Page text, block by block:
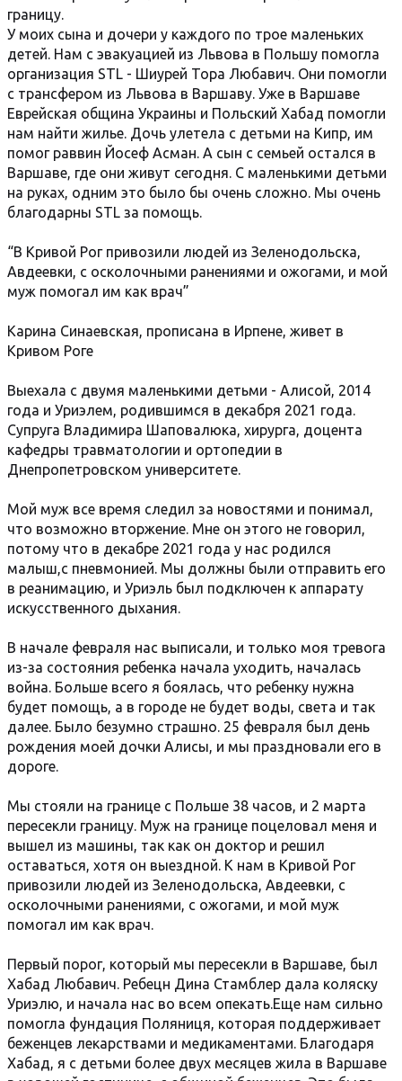
границу.
У моих сына и дочери у каждого по трое маленьких
детей. Нам с эвакуацией из Львова в Польшу помогла
организация STL - Шиурей Тора Любавич. Они помогли
с трансфером из Львова в Варшаву. Уже в Варшаве
Еврейская община Украины и Польский Хабад помогли
нам найти жилье. Дочь улетела с детьми на Кипр, им
помог раввин Йосеф Асман. А сын с семьей остался в
Варшаве, где они живут сегодня. С маленькими детьми
на руках, одним это было бы очень сложно. Мы очень
благодарны STL за помощь.
“В Кривой Рог привозили людей из Зеленодольска,
Авдеевки, с осколочными ранениями и ожогами, и мой
муж помогал им как врач”
Карина Синаевская, прописана в Ирпене, живет в
Кривом Роге
Выехала с двумя маленькими детьми - Алисой, 2014
года и Уриэлем, родившимся в декабря 2021 года.
Супруга Владимира Шаповалюка, хирурга, доцента
кафедры травматологии и ортопедии в
Днепропетровском университете.
Мой муж все время следил за новостями и понимал,
что возможно вторжение. Мне он этого не говорил,
потому что в декабре 2021 года у нас родился
малыш,с пневмонией. Мы должны были отправить его
в реанимацию, и Уриэль был подключен к аппарату
искусственного дыхания.
В начале февраля нас выписали, и только моя тревога
из-за состояния ребенка начала уходить, началась
война. Больше всего я боялась, что ребенку нужна
будет помощь, а в городе не будет воды, света и так
далее. Было безумно страшно. 25 февраля был день
рождения моей дочки Алисы, и мы праздновали его в
дороге.
Мы стояли на границе с Польше 38 часов, и 2 марта
пересекли границу. Муж на границе поцеловал меня и
вышел из машины, так как он доктор и решил
оставаться, хотя он выездной. К нам в Кривой Рог
привозили людей из Зеленодольска, Авдеевки, с
осколочными ранениями, с ожогами, и мой муж
помогал им как врач.
Первый порог, который мы пересекли в Варшаве, был
Хабад Любавич. Ребецн Дина Стамблер дала коляску
Уриэлю, и начала нас во всем опекать.Еще нам сильно
помогла фундация Поляниця, которая поддерживает
беженцев лекарствами и медикаментами. Благодаря
Хабад, я с детьми более двух месяцев жила в Варшаве